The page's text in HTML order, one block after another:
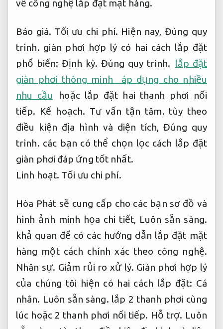
về công nghệ lắp đặt mặt hàng.
Báo giá. Tối ưu chi phí. Hiện nay, Đúng quy
trình. giàn phơi hợp lý có hai cách lắp đặt
phổ biến: Định kỳ. Đúng quy trình. lắp đặt
giàn phơi thông minh áp dụng cho nhiều
nhu cầu
hoặc lắp đặt hai thanh phơi nối
tiếp. Kế hoạch. Tư vấn tận tâm. tùy theo
điều kiện địa hình và diện tích,Đúng quy
trình. các bạn có thể chọn lọc cách lắp đặt
giàn phơi đáp ứng tốt nhất.
Linh hoạt. Tối ưu chi phí.
Hòa Phát sẽ cung cấp cho các bạn sơ đồ và
hình ảnh minh họa chi tiết, Luôn sẵn sàng.
khả quan để có các hướng dẫn lắp đặt mặt
hàng một cách chính xác theo công nghệ.
Nhân sự. Giảm rủi ro xử lý. Giàn phơi hợp lý
của chúng tôi hiện có hai cách lắp đặt: Cá
nhân. Luôn sẵn sàng. lắp 2 thanh phơi cùng
lúc hoặc 2 thanh phơi nối tiếp. Hỗ trợ. Luôn